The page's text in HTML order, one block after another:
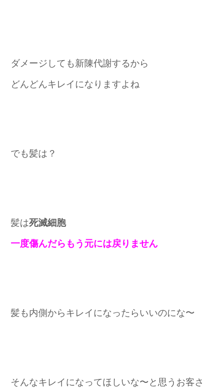
ダメージしても新陳代謝するから
どんどんキレイになりますよね
でも髪は？
髪は死滅細胞
一度傷んだらもう元には戻りません
髪も内側からキレイになったらいいのにな〜
そんなキレイになってほしいな〜と思うお客さ